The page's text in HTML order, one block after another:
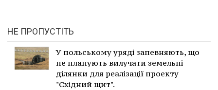
НЕ ПРОПУСТІТЬ
У польському уряді запевняють, що
не планують вилучати земельні
ділянки для реалізації проекту
"Східний щит".